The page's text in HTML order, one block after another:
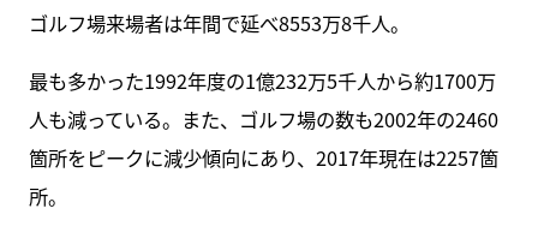
ゴルフ場来場者は年間で延べ8553万8千人。
最も多かった1992年度の1億232万5千人から約1700万
人も減っている。また、ゴルフ場の数も2002年の2460
箇所をピークに減少傾向にあり、2017年現在は2257箇
所。